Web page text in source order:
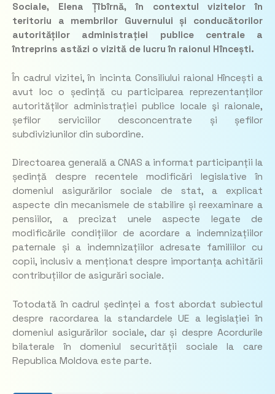
Sociale, Elena Țîbîrnă, în contextul vizitelor în
teritoriu a membrilor Guvernului și conducătorilor
autorităților administrației publice centrale a
întreprins astăzi o vizită de lucru în raionul Hîncești.
În cadrul vizitei, în incinta Consiliului raional Hîncești a
avut loc o ședință cu participarea reprezentanților
autorităților administrației publice locale şi raionale,
șefilor serviciilor desconcentrate și șefilor
subdiviziunilor din subordine.
Directoarea generală a CNAS a informat participanții la
ședință despre recentele modificări legislative în
domeniul asigurărilor sociale de stat, a explicat
aspecte din mecanismele de stabilire și reexaminare a
pensiilor, a precizat unele aspecte legate de
modificările condițiilor de acordare a indemnizațiilor
paternale și a indemnizațiilor adresate familiilor cu
copii, inclusiv a menționat despre importanța achitării
contribuțiilor de asigurări sociale.
Totodată în cadrul ședinței a fost abordat subiectul
despre racordarea la standardele UE a legislației în
domeniul asigurărilor sociale, dar și despre Acordurile
bilaterale în domeniul securității sociale la care
Republica Moldova este parte.